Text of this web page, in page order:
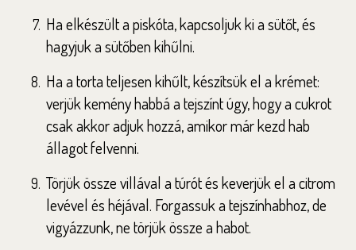
Ha elkészült a piskóta, kapcsoljuk ki a sütőt, és
hagyjuk a sütőben kihűlni.
Ha a torta teljesen kihűlt, készítsük el a krémet:
verjük kemény habbá a tejszínt úgy, hogy a cukrot
csak akkor adjuk hozzá, amikor már kezd hab
állagot felvenni.
Törjük össze villával a túrót és keverjük el a citrom
levével és héjával. Forgassuk a tejszínhabhoz, de
vigyázzunk, ne törjük össze a habot.